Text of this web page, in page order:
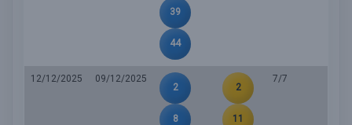
39
44
12/12/2025
09/12/2025
2
8
2
11
7/7